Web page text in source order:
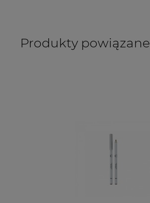
Produkty powiązane